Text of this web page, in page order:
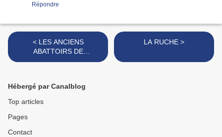
Répondre
< LES ANCIENS
ABATTOIRS DE
VAUGIRARD
LA RUCHE >
Hébergé par Canalblog
Top articles
Pages
Contact